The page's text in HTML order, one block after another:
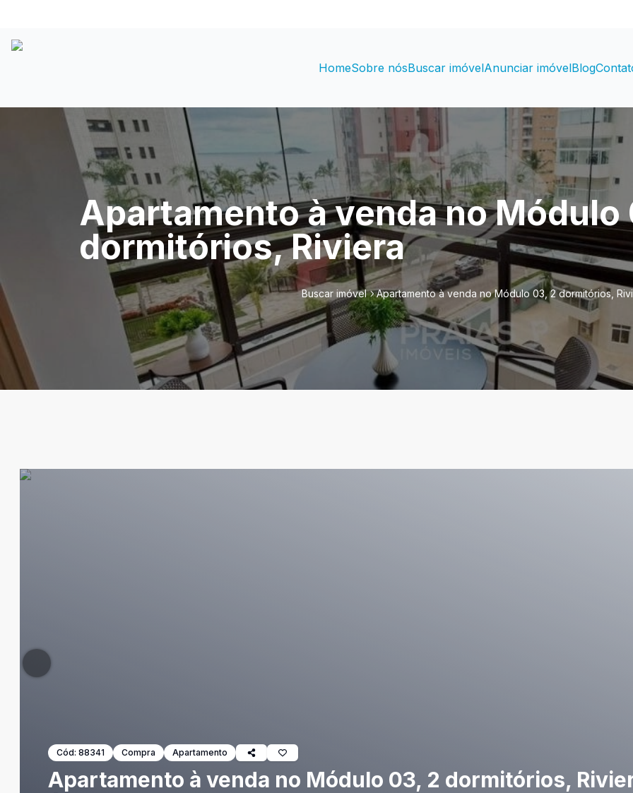
HomeSobre nósBuscar imóvelAnunciar imóvelBlog
Apartamento à venda no Módulo
dormitórios, Riviera
Buscar imóvel Apartamento à venda no Módulo 03, 2 dormitórios,
Cód: 88341 Compra Apartamento
Apartamento à venda no Módulo 03, 2 dormitórios,